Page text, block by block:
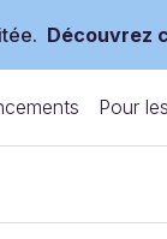
Découvrez
Pour